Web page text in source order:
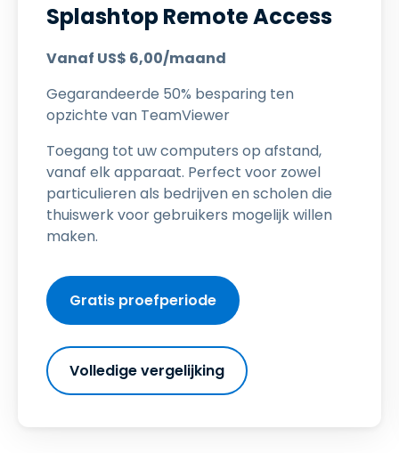
Splashtop Remote Access
Vanaf US$ 6,00/maand
Gegarandeerde 50% besparing ten
opzichte van TeamViewer
Toegang tot uw computers op afstand,
vanaf elk apparaat. Perfect voor zowel
particulieren als bedrijven en scholen die
thuiswerk voor gebruikers mogelijk willen
maken.
Gratis proefperiode
Volledige vergelijking